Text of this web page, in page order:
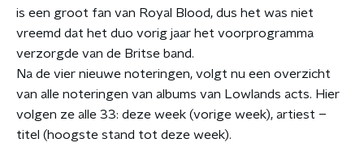
is een groot fan van Royal Blood, dus het was niet
vreemd dat het duo vorig jaar het voorprogramma
verzorgde van de Britse band.
Na de vier nieuwe noteringen, volgt nu een overzicht
van alle noteringen van albums van Lowlands acts. Hier
volgen ze alle 33: deze week (vorige week), artiest –
titel (hoogste stand tot deze week).